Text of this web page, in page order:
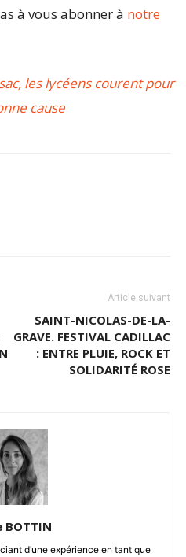
à vous abonner à notre
les lycéens courent pour
cause
Article suivant
SAINT-NICOLAS-DE-LA-
GRAVE. FESTIVAL CADILLAC
: ENTRE PLUIE, ROCK ET
SOLIDARITÉ ROSE
BOTTIN
d’une expérience en tant que